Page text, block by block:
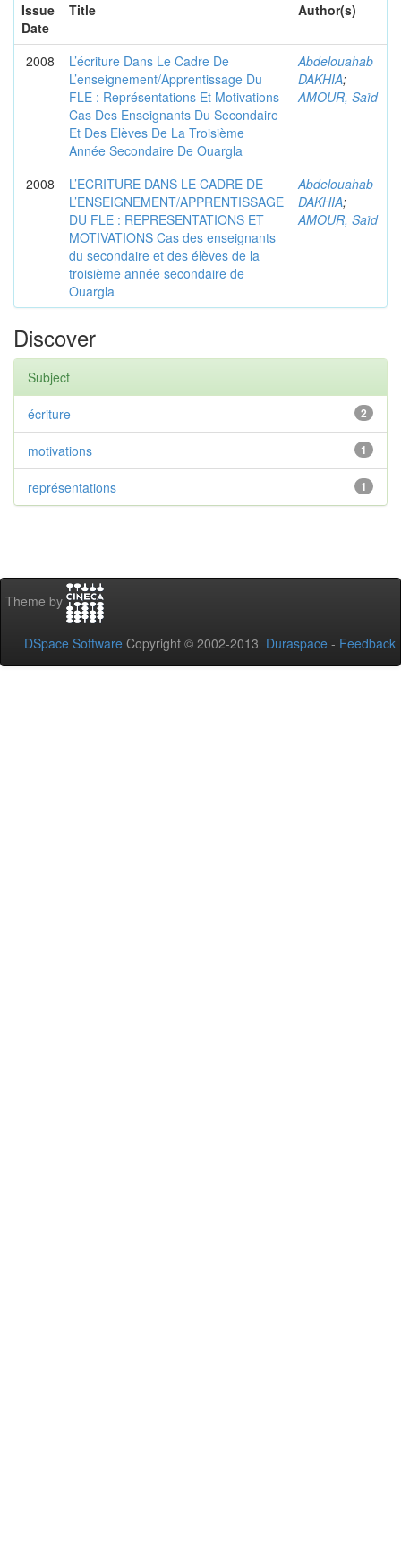
Issue
Date
Title Author(s)
2008
L’écriture Dans Le Cadre De
L’enseignement/Apprentissage Du
FLE : Représentations Et Motivations
Cas Des Enseignants Du Secondaire
Et Des Elèves De La Troisième
Année Secondaire De Ouargla
Abdelouahab
DAKHIA;
AMOUR, Saïd
2008
L’ECRITURE DANS LE CADRE DE
L’ENSEIGNEMENT/APPRENTISSAGE
DU FLE : REPRESENTATIONS ET
MOTIVATIONS Cas des enseignants
du secondaire et des élèves de la
troisième année secondaire de
Ouargla
Abdelouahab
DAKHIA;
AMOUR, Saïd
Discover
Subject
2
écriture
1
motivations
1
représentations
Theme by
DSpace Software Copyright © 2002-2013 Duraspace - Feedback